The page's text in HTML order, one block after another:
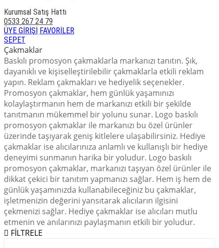
Kurumsal Satış Hattı
0533 267 24 79
ÜYE GİRİŞİ FAVORİLER
SEPET
Çakmaklar
Baskılı promosyon çakmaklarla markanızı tanıtın. Şık,
dayanıklı ve kişiselleştirilebilir çakmaklarla etkili reklam
yapın. Reklam çakmakları ve hediyelik seçenekler.
Promosyon çakmaklar, hem günlük yaşamınızı
kolaylaştırmanın hem de markanızı etkili bir şekilde
tanıtmanın mükemmel bir yolunu sunar. Logo baskılı
promosyon çakmaklar ile markanızı bu özel ürünler
üzerinde taşıyarak geniş kitlelere ulaşabilirsiniz. Hediye
çakmaklar ise alıcılarınıza anlamlı ve kullanışlı bir hediye
deneyimi sunmanın harika bir yoludur. Logo baskılı
promosyon çakmaklar, markanızı taşıyan özel ürünler ile
dikkat çekici bir tanıtım yapmanızı sağlar. Hem iş hem de
günlük yaşamınızda kullanabileceğiniz bu çakmaklar,
işletmenizin değerini yansıtarak alıcıların ilgisini
çekmenizi sağlar. Hediye çakmaklar ise alıcıları mutlu
etmenin ve anılarınızı paylaşmanın etkili bir yoludur.
FİLTRELE